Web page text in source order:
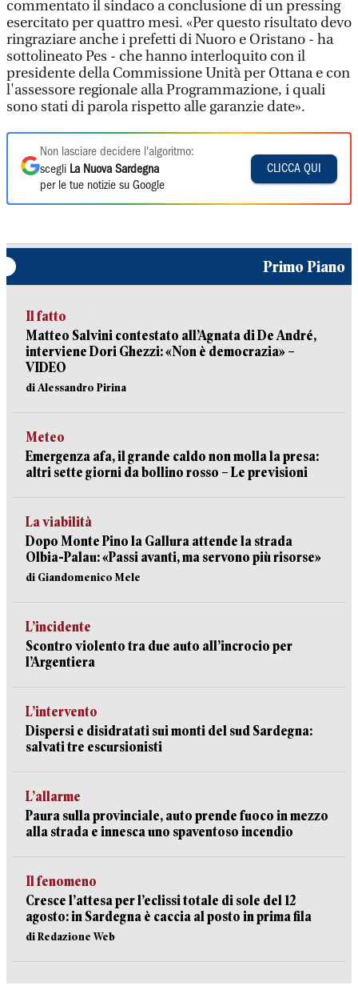
commentato il sindaco a conclusione di un pressing
esercitato per quattro mesi. «Per questo risultato devo
ringraziare anche i prefetti di Nuoro e Oristano - ha
sottolineato Pes - che hanno interloquito con il
presidente della Commissione Unità per Ottana e con
l'assessore regionale alla Programmazione, i quali
sono stati di parola rispetto alle garanzie date».
Non lasciare decidere l'algoritmo:
scegli La Nuova Sardegna
per le tue notizie su Google
CLICCA QUI
Primo Piano
Il fatto
Matteo Salvini contestato all’Agnata di De André,
interviene Dori Ghezzi: «Non è democrazia» –
VIDEO
di Alessandro Pirina
Meteo
Emergenza afa, il grande caldo non molla la presa:
altri sette giorni da bollino rosso – Le previsioni
La viabilità
Dopo Monte Pino la Gallura attende la strada
Olbia-Palau: «Passi avanti, ma servono più risorse»
di Giandomenico Mele
L’incidente
Scontro violento tra due auto all’incrocio per
l’Argentiera
L’intervento
Dispersi e disidratati sui monti del sud Sardegna:
salvati tre escursionisti
L’allarme
Paura sulla provinciale, auto prende fuoco in mezzo
alla strada e innesca uno spaventoso incendio
Il fenomeno
Cresce l’attesa per l’eclissi totale di sole del 12
agosto: in Sardegna è caccia al posto in prima fila
di Redazione Web